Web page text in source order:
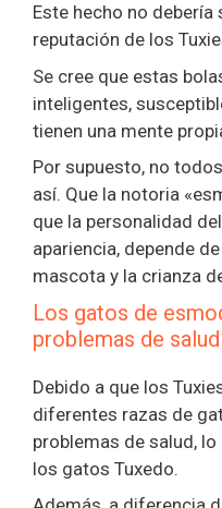
Este hecho no
reputación de los
Se cree que estas
inteligentes,
tienen una mente
Por supuesto, no
así. Que la notoria
que la personalidad
apariencia, depende
mascota y la crianza
Los gatos de
problemas de
Debido a que los
diferentes razas de
problemas de salud,
los gatos Tuxedo.